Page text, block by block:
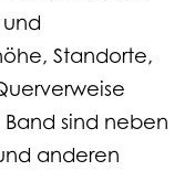
Standorte,
sind neben
anderen